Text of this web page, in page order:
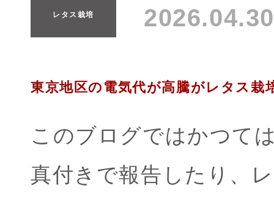
レタス栽培
東京地区の電気代が高騰がレタス栽
このブログではかつて
真付きで報告したり、